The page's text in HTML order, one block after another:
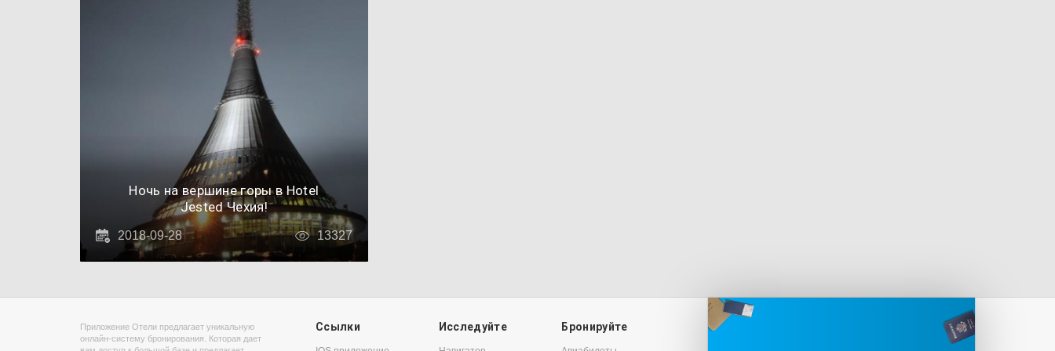
Ночь на вершине горы в Hotel
Jested Чехия!
2018-09-28 13327
Приложение Отели предлагает уникальную
онлайн-систему бронирования. Которая дает
Ссылки Исследуйте Бронируйте